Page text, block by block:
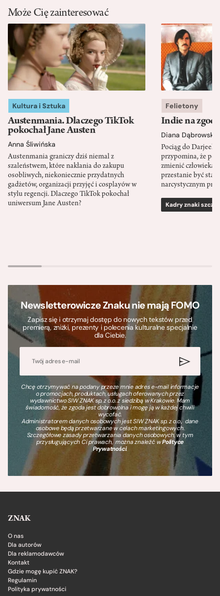
Może Cię zainteresować
Kultura i Sztuka
Austenmania. Dlaczego TikTok
pokochał Jane Austen
Anna Śliwińska
Austenmania graniczy dziś niemal z
szaleństwem, które nakłania do zakupu
osobliwych, niekoniecznie przydatnych
gadżetów, organizacji przyjęć i cosplayów w
stylu regencji. Dlaczego TikTok pokochał
uniwersum Jane Austen?
Felietony
Indie na
Diana Dąbrowska
Pociąg do
przypomina, że
zmienić człowieka
przestanie być
narcystycznym
Kadry znaki
Newsletterowicze Znaku nie mają FOMO
Zapisz się i otrzymaj dostęp do nowych tekstów przed
premierą, zniżki, prezenty i polecenia kulturalne specjalnie
dla Ciebie.
Chcę otrzymywać na podany przeze mnie adres e-mail informacje
o promocjach, produktach, usługach oferowanych przez
wydawnictwo SIW ZNAK sp. z o.o. z siedzibą w Krakowie. Mam
świadomość, że zgoda jest dobrowolna i mogę ją w każdej chwili
wycofać.
Administratorem danych osobowych jest SIW ZNAK sp. z o.o., dane
osobowe będą przetwarzane w celach marketingowych.
Szczegółowe zasady przetwarzania danych osobowych, w tym
przysługujących Ci prawach, można znaleźć wPolityce
Prywatności.
ZNAK
O nas
Dla autorów
Dla reklamodawców
Kontakt
Gdzie mogę kupić ZNAK?
Regulamin
Polityka prywatności